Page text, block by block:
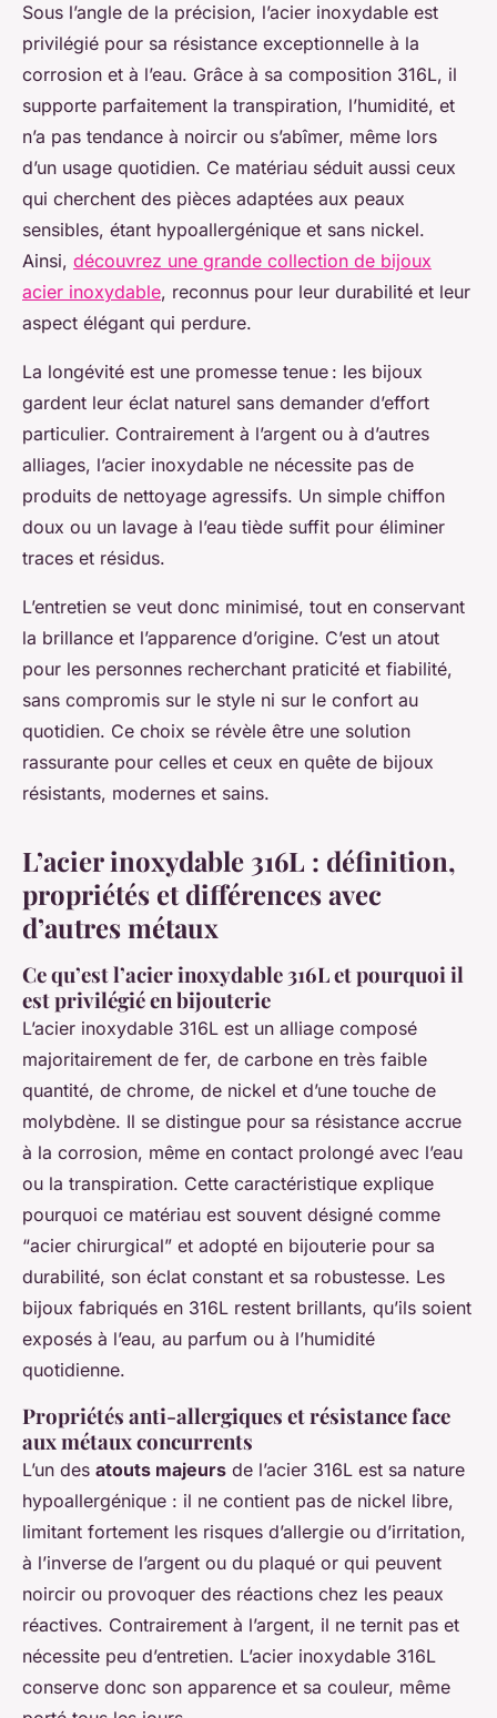
Sous l’angle de la précision, l’acier inoxydable est
privilégié pour sa résistance exceptionnelle à la
corrosion et à l’eau. Grâce à sa composition 316L, il
supporte parfaitement la transpiration, l’humidité, et
n’a pas tendance à noircir ou s’abîmer, même lors
d’un usage quotidien. Ce matériau séduit aussi ceux
qui cherchent des pièces adaptées aux peaux
sensibles, étant hypoallergénique et sans nickel.
Ainsi, découvrez une grande collection de bijoux
acier inoxydable, reconnus pour leur durabilité et leur
aspect élégant qui perdure.
La longévité est une promesse tenue : les bijoux
gardent leur éclat naturel sans demander d’effort
particulier. Contrairement à l’argent ou à d’autres
alliages, l’acier inoxydable ne nécessite pas de
produits de nettoyage agressifs. Un simple chiffon
doux ou un lavage à l’eau tiède suffit pour éliminer
traces et résidus.
L’entretien se veut donc minimisé, tout en conservant
la brillance et l’apparence d’origine. C’est un atout
pour les personnes recherchant praticité et fiabilité,
sans compromis sur le style ni sur le confort au
quotidien. Ce choix se révèle être une solution
rassurante pour celles et ceux en quête de bijoux
résistants, modernes et sains.
L’acier inoxydable 316L : définition,
propriétés et différences avec
d’autres métaux
Ce qu’est l’acier inoxydable 316L et pourquoi il
est privilégié en bijouterie
L’acier inoxydable 316L est un alliage composé
majoritairement de fer, de carbone en très faible
quantité, de chrome, de nickel et d’une touche de
molybdène. Il se distingue pour sa résistance accrue
à la corrosion, même en contact prolongé avec l’eau
ou la transpiration. Cette caractéristique explique
pourquoi ce matériau est souvent désigné comme
“acier chirurgical” et adopté en bijouterie pour sa
durabilité, son éclat constant et sa robustesse. Les
bijoux fabriqués en 316L restent brillants, qu’ils soient
exposés à l’eau, au parfum ou à l’humidité
quotidienne.
Propriétés anti-allergiques et résistance face
aux métaux concurrents
L’un des atouts majeurs de l’acier 316L est sa nature
hypoallergénique : il ne contient pas de nickel libre,
limitant fortement les risques d’allergie ou d’irritation,
à l’inverse de l’argent ou du plaqué or qui peuvent
noircir ou provoquer des réactions chez les peaux
réactives. Contrairement à l’argent, il ne ternit pas et
nécessite peu d’entretien. L’acier inoxydable 316L
conserve donc son apparence et sa couleur, même